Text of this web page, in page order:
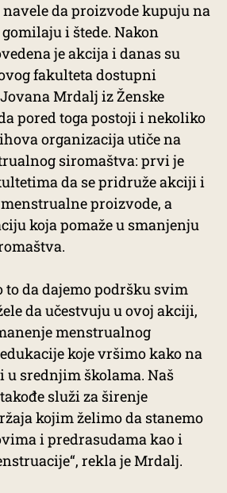
da proizvode kupuju na
i štede. Nakon
je akcija i danas su
fakulteta dostupni
Mrdalj iz Ženske
pored toga postoji i nekoliko
organizacija utiče na
siromaštva: prvi je
da se pridruže akciji i
proizvode, a
koja pomaže u smanjenju
to da dajemo podršku svim
da učestvuju u ovoj akciji,
menstrualnog
koje vršimo kako na
u srednjim školama. Naš
služi za širenje
kojim želimo da stanemo
i predrasudama kao i
rekla je Mrdalj.